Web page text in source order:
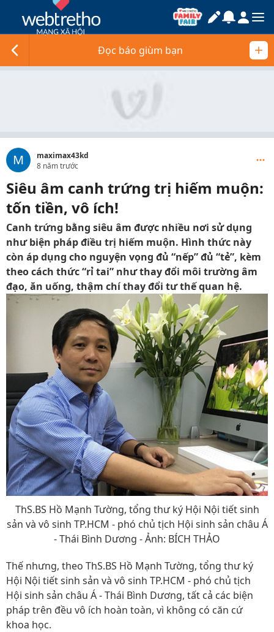
Đọc báo giùm bạn
M
maximax43kd
8 năm trước
Siêu âm canh trứng trị hiếm muộn:
tốn tiền, vô ích!
Canh trứng bằng siêu âm được nhiều nơi sử dụng
như biện pháp điều trị hiếm muộn. Hình thức này
còn áp dụng cho nguyện vọng đủ “nếp” đủ “tẻ”, kèm
theo cách thức “rỉ tai” như thay đổi môi trường âm
đạo, ăn uống, thậm chí thay đổi tư thế quan hệ.
ThS.BS Hồ Mạnh Tường, tổng thư ký Hội Nội tiết sinh
sản và vô sinh TP.HCM - phó chủ tịch Hội sinh sản châu Á
- Thái Bình Dương - Ảnh: BÍCH THẢO
Thế nhưng, theo ThS.BS Hồ Mạnh Tường, tổng thư ký
Hội Nội tiết sinh sản và vô sinh TP.HCM - phó chủ tịch
Hội sinh sản châu Á - Thái Bình Dương, tất cả các biện
pháp trên đều vô ích hoàn toàn, vì không có căn cứ
khoa học.